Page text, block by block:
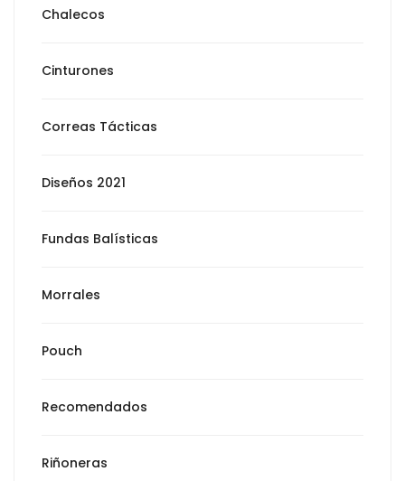
Chalecos
Cinturones
Correas Tácticas
Diseños 2021
Fundas Balísticas
Morrales
Pouch
Recomendados
Riñoneras